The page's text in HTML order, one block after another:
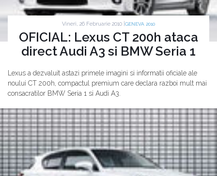
Vineri, 26 Februarie 2010 | GENEVA 2010
OFICIAL: Lexus CT 200h ataca
direct Audi A3 si BMW Seria 1
Lexus a dezvaluit astazi primele imagini si informatii oficiale ale
noului CT 200h, compactul premium care declara razboi mult mai
consacratilor BMW Seria 1 si Audi A3.